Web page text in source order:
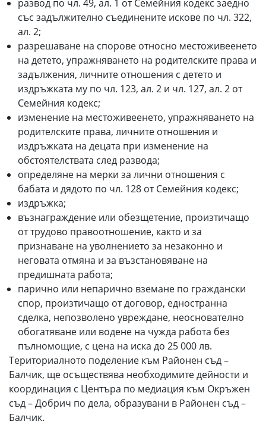
развод по чл. 49, ал. 1 от Семейния кодекс заедно
със задължително съединените искове по чл. 322,
ал. 2;
разрешаване на спорове относно местоживеенето
на детето, упражняването на родителските права и
задължения, личните отношения с детето и
издръжката му по чл. 123, ал. 2 и чл. 127, ал. 2 от
Семейния кодекс;
изменение на местоживеенето, упражняването на
родителските права, личните отношения и
издръжката на децата при изменение на
обстоятелствата след развода;
определяне на мерки за лични отношения с
бабата и дядото по чл. 128 от Семейния кодекс;
издръжка;
възнаграждение или обезщетение, произтичащо
от трудово правоотношение, както и за
признаване на уволнението за незаконно и
неговата отмяна и за възстановяване на
предишната работа;
парично или непарично вземане по граждански
спор, произтичащо от договор, едностранна
сделка, непозволено увреждане, неоснователно
обогатяване или водене на чужда работа без
пълномощие, с цена на иска до 25 000 лв.
Териториалното поделение към Районен съд –
Балчик, ще осъществява необходимите дейности и
координация с Центъра по медиация към Окръжен
съд – Добрич по дела, образувани в Районен съд –
Балчик.